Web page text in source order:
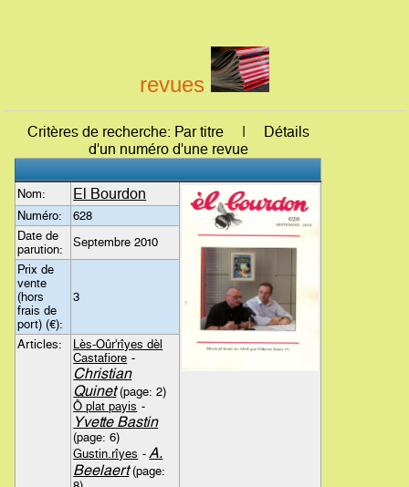
revues
Critères de recherche: Par titre | Détails
d'un numéro d'une revue
Nom: El Bourdon
Numéro:
628
Date de
parution:
Septembre 2010
Prix de
vente
(hors
frais de
port) (€):
3
Articles:
Lès-Oûr'rîyes dèl
Castafiore -
Christian
Quinet(page: 2)
Ô plat payis -
Yvette Bastin
(page: 6)
Gustin.rîyes - A.
Beelaert(page: